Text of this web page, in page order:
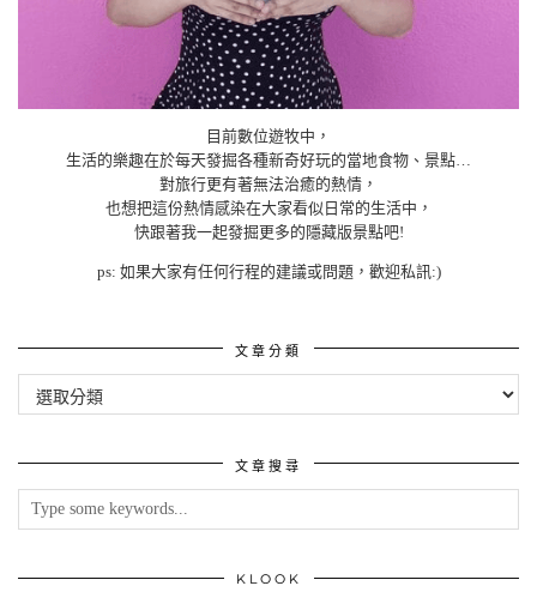
目前數位遊牧中，
生活的樂趣在於每天發掘各種新奇好玩的當地食物、景點…
對旅行更有著無法治癒的熱情，
也想把這份熱情感染在大家看似日常的生活中，
快跟著我一起發掘更多的隱藏版景點吧!
ps: 如果大家有任何行程的建議或問題，歡迎私訊:)
文章分類
文章搜尋
KLOOK